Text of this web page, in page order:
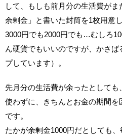
して、もしも前月分の生活費が
余剰金」と書いた封筒を1枚用意
3000円でも2000円でも…むしろ
ん硬貨でもいいのですが、かさ
プしています）。
先月分の生活費が余ったとして
使わずに、きちんとお金の期間
です。
たかが余剰金1000円だとしても